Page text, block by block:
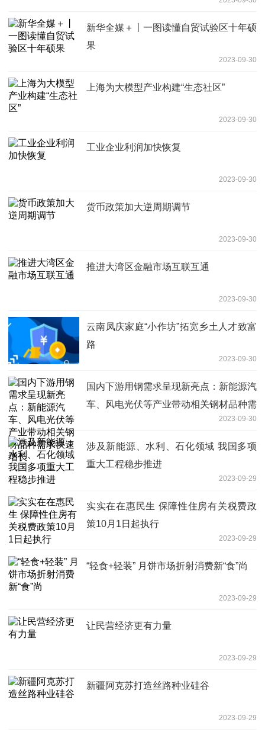
新华全媒＋丨一图读懂自贸试验区十年硕
果
2023-09-30
上海为大模型产业构建“生态社区”
2023-09-30
工业企业利润加快恢复
2023-09-30
货币政策加大逆周期调节
2023-09-30
推进大湾区金融市场互联互通
2023-09-30
云南凤庆家庭“小作坊”拓宽乡土人才致富
路
2023-09-30
国内下游用钢需求呈现新亮点：新能源汽
车、风电光伏等产业带动相关钢材品种需
2023-09-30
涉及新能源、水利、石化领域 我国多项
重大工程稳步推进
2023-09-29
实实在在惠民生 保障性住房有关税费政
策10月1日起执行
2023-09-29
“轻食+轻装” 月饼市场折射消费新“食”尚
2023-09-29
让民营经济更有力量
2023-09-29
新疆阿克苏打造丝路种业硅谷
2023-09-29